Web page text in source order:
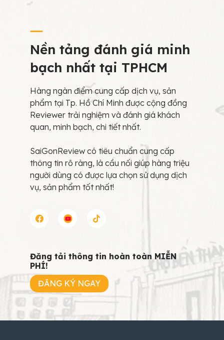
Nền tảng đánh giá minh
bạch nhất tại TPHCM
Hàng ngàn điểm cung cấp dịch vụ, sản
phẩm tại Tp. Hồ Chí Minh được cộng đồng
Reviewer trải nghiệm và đánh giá khách
quan, minh bạch, chi tiết nhất.
SaiGonReview có tiêu chuẩn cung cấp
thông tin rõ ràng, là cầu nối giúp hàng triệu
người dùng có được lựa chọn sử dụng dịch
vụ, sản phẩm tốt nhất!
Đăng tải thông tin hoàn toàn MIỄN
PHÍ!
ĐĂNG KÝ NGAY